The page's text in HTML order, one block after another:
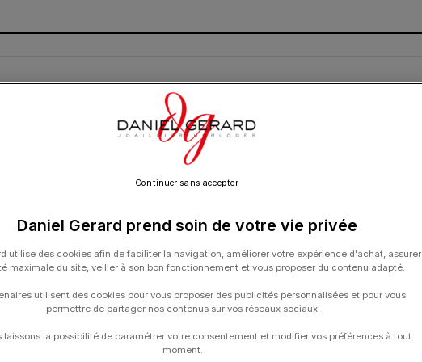
CARTE CADEAUCONTACT
Daniel Gerard prend soin de votre vie privée
utilise des cookies afin de faciliter la navigation, améliorer votre expérience d'achat, assurer
maximale du site, veiller à son bon fonctionnement et vous proposer du contenu adapté.
utilisent des cookies pour vous proposer des publicités personnalisées et pour vous
permettre de partager nos contenus sur vos réseaux sociaux.
laissons la possibilité de paramétrer votre consentement et modifier vos préférences à tout
moment.
Continuer sans accepter